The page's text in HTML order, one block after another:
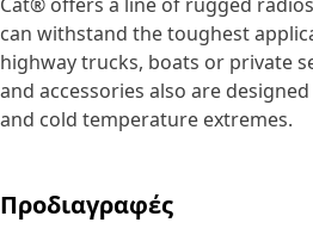
can withstand the toughest
highway trucks, boats or private
and accessories also are
and cold temperature extremes.
Προδιαγραφές